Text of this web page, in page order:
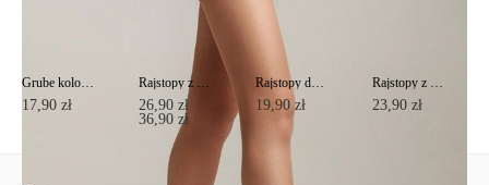
Grube kolorowe rajstopy COLOURS TOP Lycra®
17,90 zł
Rajstopy z imitacją pończoch ze sznurowaniem z tyłu POEMA Lycra®
26,90 zł
36,90 zł
Rajstopy damskie ze wzmocnią częścią majtkową NUANCE 40 Lycra®
19,90 zł
Rajstopy z regulowanym stanem TOP 40
23,90 zł